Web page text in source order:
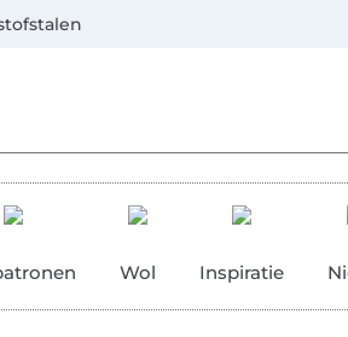
Wol Inspiratie
iDeal, Vooruitbetaling via